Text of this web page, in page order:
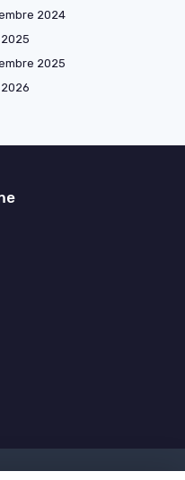
2024
2025